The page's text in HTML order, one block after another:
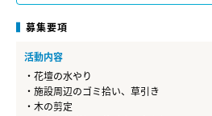
募集要項
活動内容
・花壇の水やり
・施設周辺のゴミ拾い、草引き
・木の剪定